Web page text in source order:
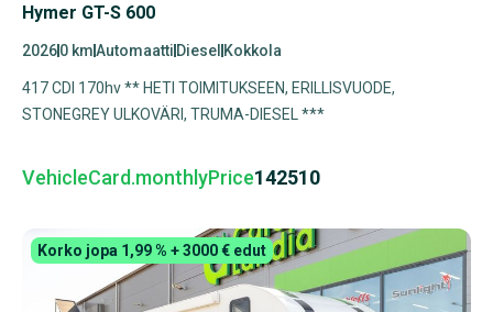
Hymer GT-S 600
20260 kmAutomaatti Diesel Kokkola
417 CDI 170hv ** HETI TOIMITUKSEEN, ERILLISVUODE,
STONEGREY ULKOVÄRI, TRUMA-DIESEL ***
VehicleCard.monthlyPrice142510
Korko jopa 1,99 % + 3000 € edut